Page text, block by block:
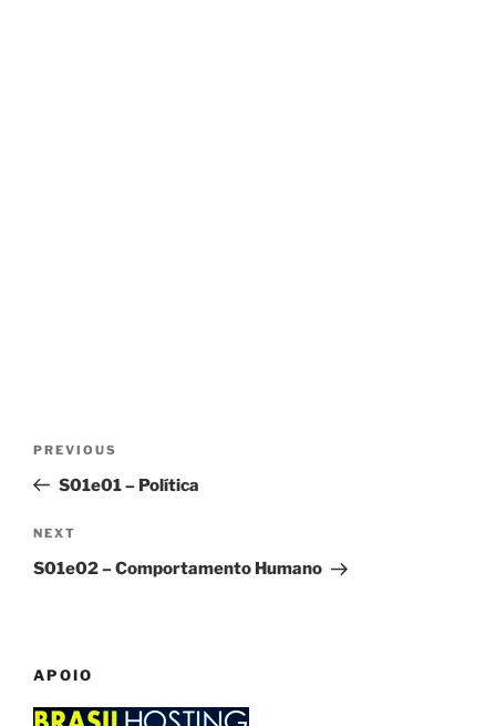
Previous
Post
PREVIOUS
S01e01 – Política
Next
Post
NEXT
S01e02 – Comportamento Humano
APOIO